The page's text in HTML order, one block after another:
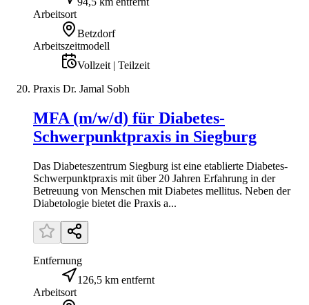
Arbeitsort
Betzdorf
Arbeitszeitmodell
Vollzeit | Teilzeit
Praxis Dr. Jamal Sobh
MFA (m/w/d) für Diabetes-
Schwerpunktpraxis in Siegburg
Das Diabeteszentrum Siegburg ist eine etablierte Diabetes-
Schwerpunktpraxis mit über 20 Jahren Erfahrung in der
Betreuung von Menschen mit Diabetes mellitus. Neben der
Diabetologie bietet die Praxis a...
Entfernung
126,5 km entfernt
Arbeitsort